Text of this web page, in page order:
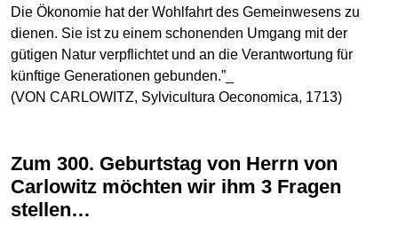
Die Ökonomie hat der Wohlfahrt des Gemeinwesens zu
dienen. Sie ist zu einem schonenden Umgang mit der
gütigen Natur verpflichtet und an die Verantwortung für
künftige Generationen gebunden.”_
(VON CARLOWITZ, Sylvicultura Oeconomica, 1713)
Zum 300. Geburtstag von Herrn von
Carlowitz möchten wir ihm 3 Fragen
stellen…